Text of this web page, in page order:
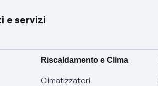
servizi
Riscaldamento e Clima
Climatizzatori